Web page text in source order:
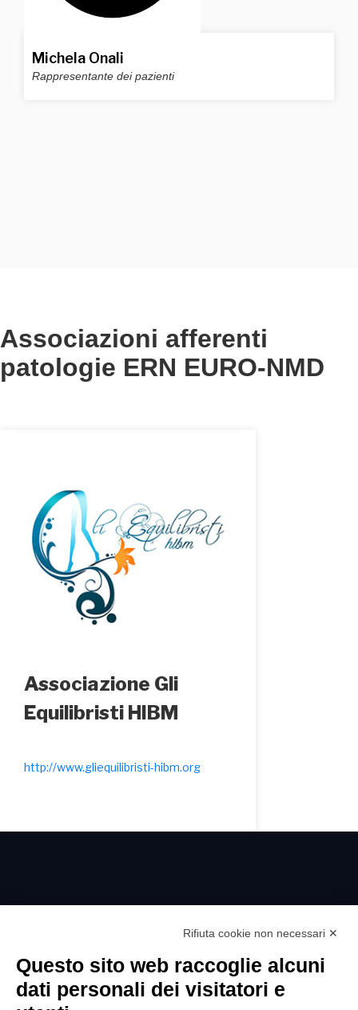
Michela Onali
Rappresentante dei pazienti
Associazioni afferenti
patologie ERN EURO-NMD
Associazione Gli
Equilibristi HIBM
http://www.gliequilibristi-hibm.org
Patologie Chi siamo
Rifiuta cookie non necessari ✕
Questo sito web raccoglie alcuni
dati personali dei visitatori e